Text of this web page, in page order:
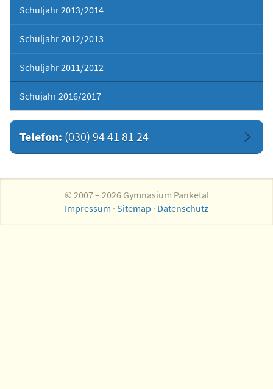
Schuljahr 2013/2014
Schuljahr 2012/2013
Schuljahr 2011/2012
Schujahr 2016/2017
Telefon: (030) 94 41 81 24
© 2007 – 2026 Gymnasium Panketal
Impressum · Sitemap · Datenschutz